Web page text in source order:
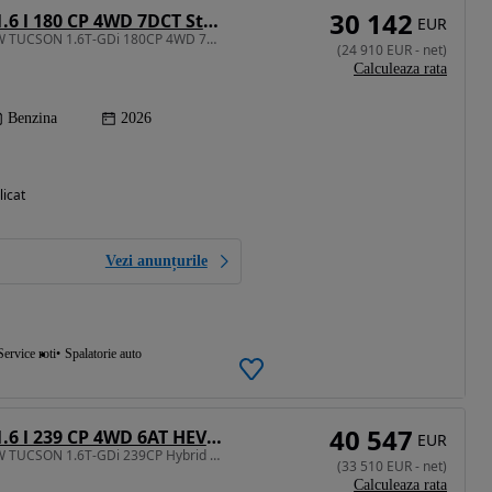
Hyundai Tucson 1.6 l 180 CP 4WD 7DCT Style
1598 cm3 • 180 CP • NEW TUCSON 1.6T-GDi 180CP 4WD 7DCT Style
Benzina 2026
Vezi anunțurile
roti Spalatorie auto
30 142 EUR
(24 910 EUR- net)
Calculeaza rata
Hyundai Tucson 1.6 l 239 CP 4WD 6AT HEV Luxury N Line
1598 cm3 • 239 CP • NEW TUCSON 1.6T-GDi 239CP Hybrid 4WD 6AT Luxury N Line 40 547 EUR
(33 510 EUR- net)
Calculeaza rata